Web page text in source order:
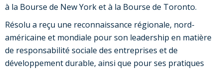
à la Bourse de New York et à la Bourse de Toronto.
Résolu a reçu une reconnaissance régionale, nord-
américaine et mondiale pour son leadership en matière
de responsabilité sociale des entreprises et de
développement durable, ainsi que pour ses pratiques